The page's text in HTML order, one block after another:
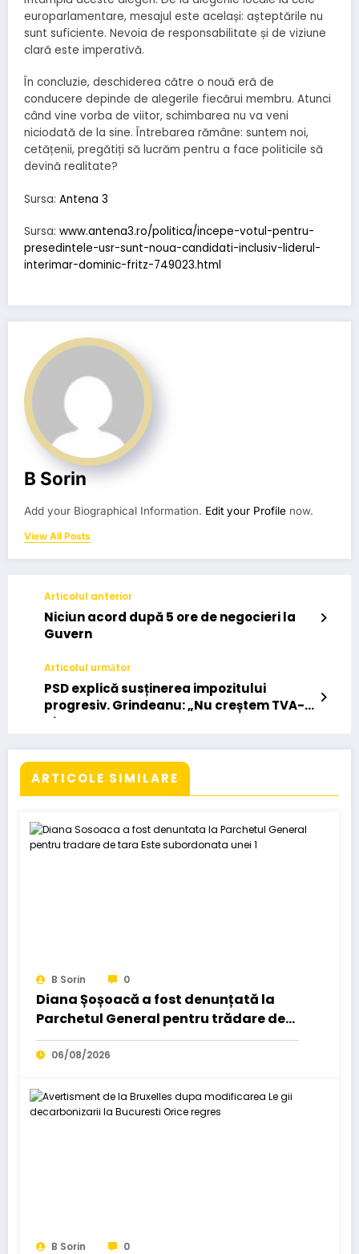
europarlamentare, mesajul este același: așteptările nu
sunt suficiente. Nevoia de responsabilitate și de viziune
clară este imperativă.
În concluzie, deschiderea către o nouă eră de
conducere depinde de alegerile fiecărui membru. Atunci
când vine vorba de viitor, schimbarea nu va veni
niciodată de la sine. Întrebarea rămâne: suntem noi,
cetățenii, pregătiți să lucrăm pentru a face politicile să
devină realitate?
Sursa: Antena 3
Sursa: www.antena3.ro/politica/incepe-votul-pentru-
presedintele-usr-sunt-noua-candidati-inclusiv-liderul-
interimar-dominic-fritz-749023.html
B Sorin
Add your Biographical Information. Edit your Profile now.
View All Posts
Articolul anterior
Niciun acord după 5 ore de negocieri la
Guvern
Articolul următor
PSD explică susținerea impozitului
progresiv. Grindeanu: „Nu creștem TVA-
ul”.
ARTICOLE SIMILARE
B Sorin 0
Diana Șoșoacă a fost denunțată la
Parchetul General pentru trădare de
țară: „Este subordonată unei…
06/08/2026
B Sorin 0